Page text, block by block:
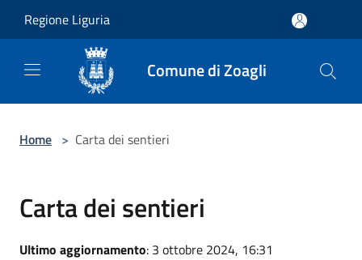
Regione Liguria
Comune di Zoagli
Home > Carta dei sentieri
Carta dei sentieri
Ultimo aggiornamento: 3 ottobre 2024, 16:31